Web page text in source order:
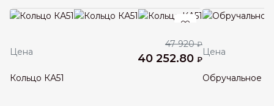
Цена
47 920₽
40 252.80 ₽
Кольцо КА51
Цена
Обручальное